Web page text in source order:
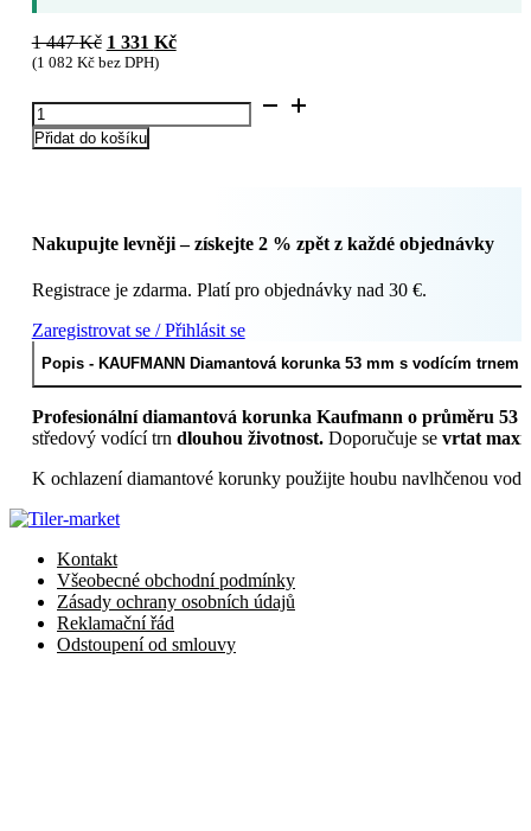
1 447Kč Původní
cena
1
447 Kč.
1 331 KčAktuální
1
331 Kč.
(1 082 Kčbez DPH)
KAUFMANN
Diamantová
korunka
trnem
26.200.03)
Přidat do košíku
Nakupujte levněji – získejte 2 % zpět z každé objednávky
Registrace je zdarma. Platí pro objednávky nad 30 €.
Zaregistrovat se / Přihlásit se
Popis - KAUFMANN Diamantová korunka 53 mm s vodícím trnem
Profesionální diamantová korunka Kaufmann o průměru 53
středový vodící trn dlouhou životnost.Doporučuje se vrtat
K ochlazení diamantové korunky použijte houbu navlhčenou
Kontakt
Všeobecné obchodní podmínky
Zásady ochrany osobních údajů
Reklamační řád
Odstoupení od smlouvy